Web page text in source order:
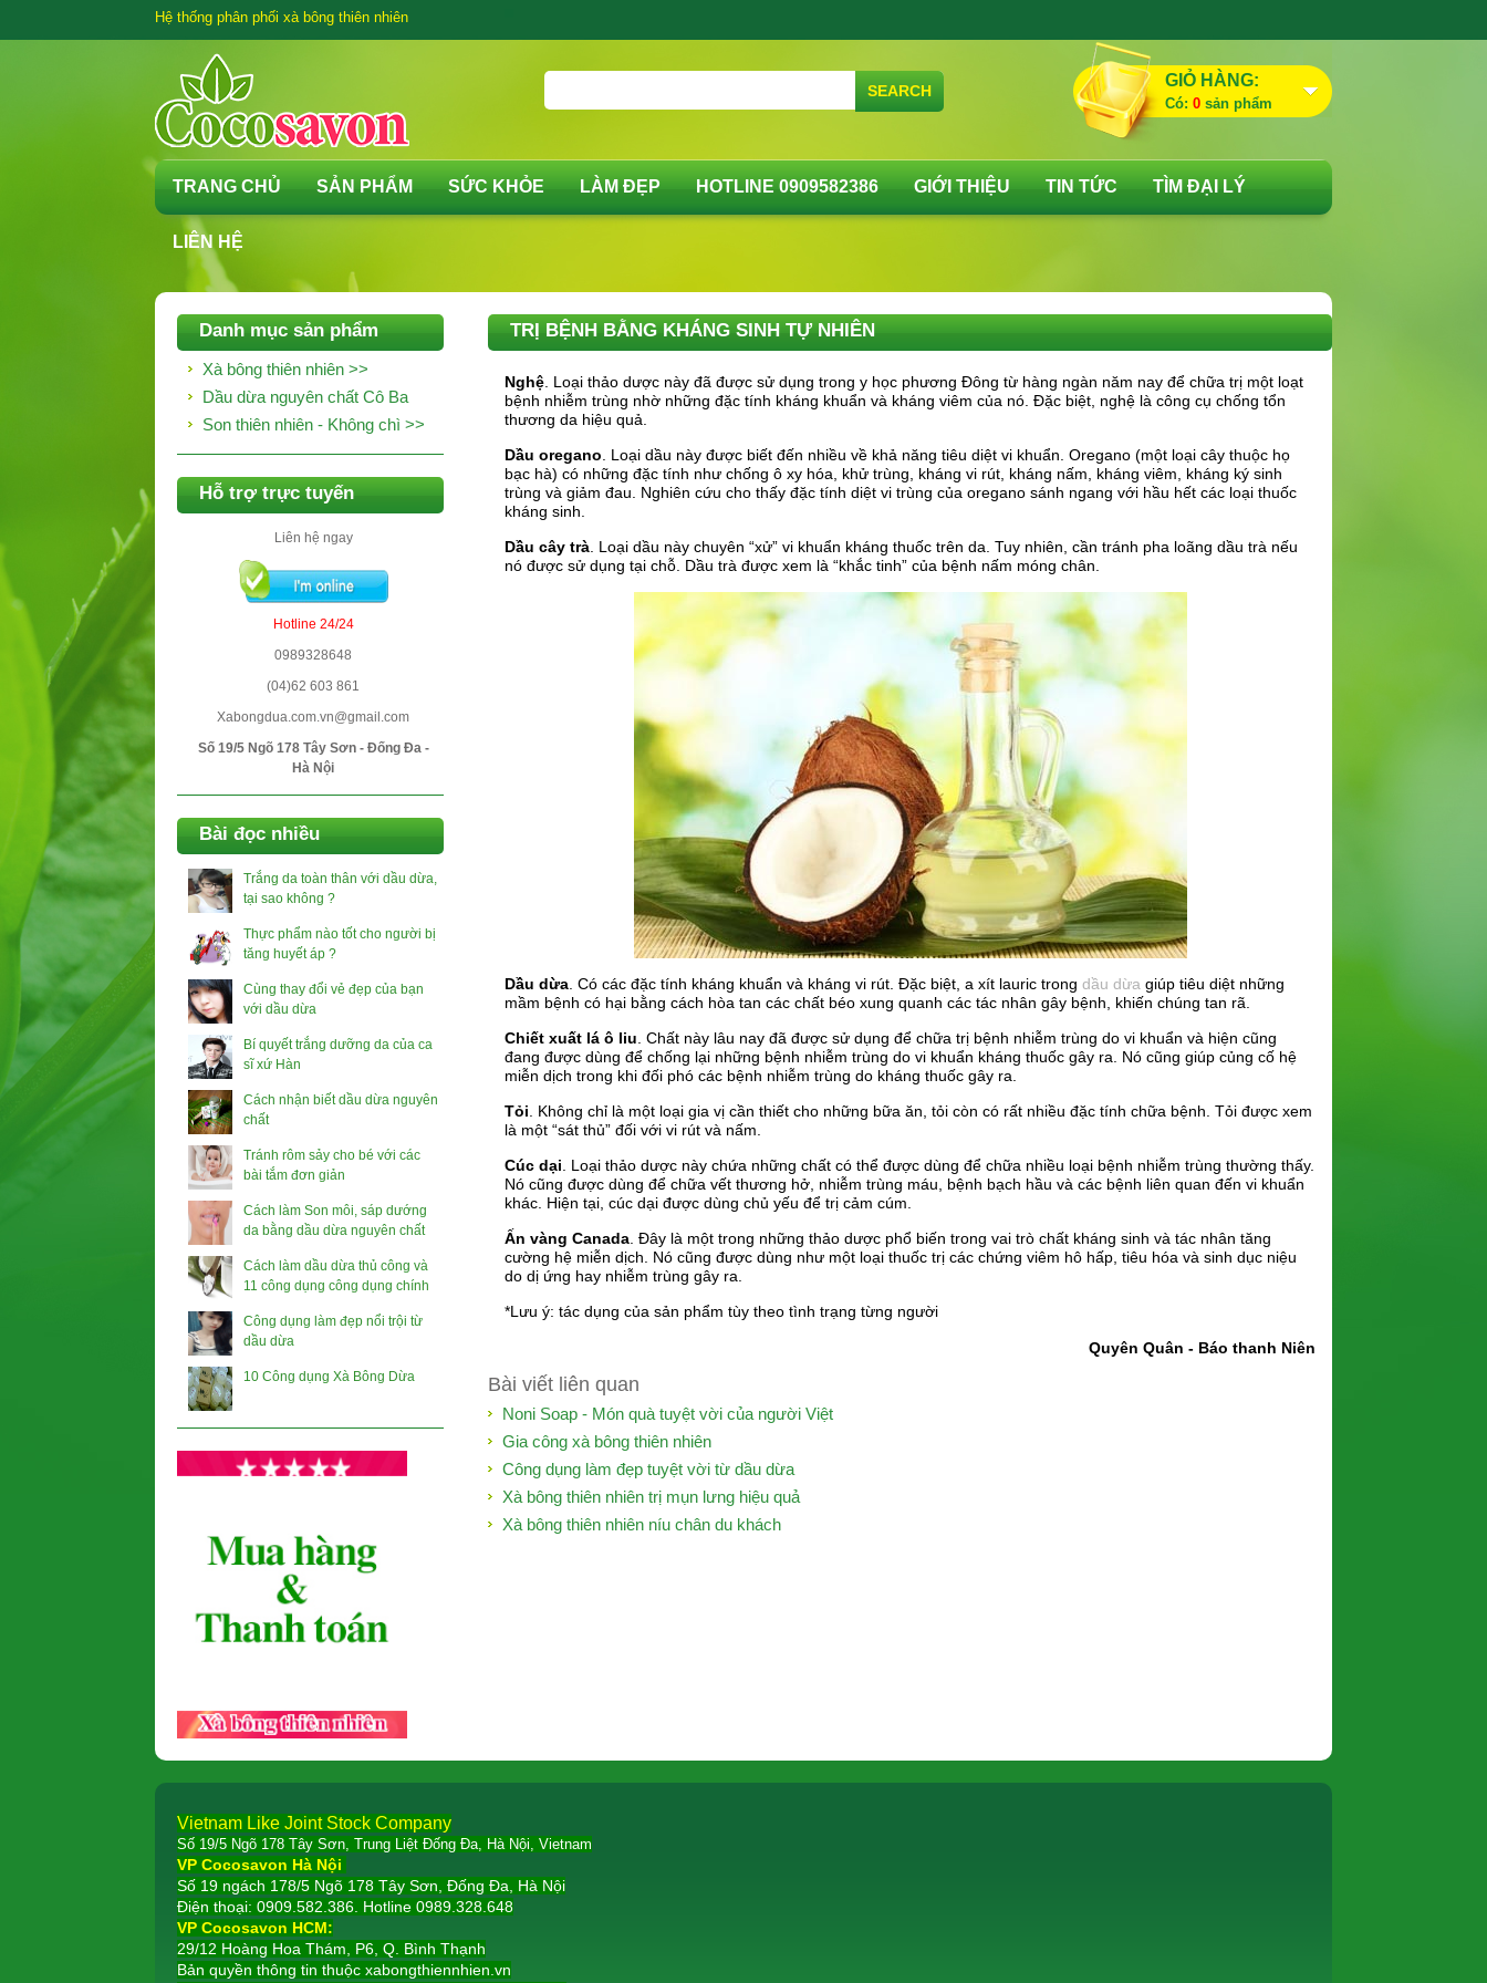
Hệ thống phân phối xà bông thiên nhiên
GIỎ HÀNG:
Có: 0 sản phẩm
SEARCH
TRANG CHỦ SẢN PHẨM SỨC KHỎE LÀM ĐẸP HOTLINE 0909582386 GIỚI THIỆU TIN TỨC TÌM ĐẠI LÝ
LIÊN HỆ
TRỊ BỆNH BẰNG KHÁNG SINH TỰ NHIÊN
Nghệ . Loại thảo dược này đã được sử dụng trong y học phương Đông từ hàng ngàn năm nay để chữa trị một loạt
bệnh nhiễm trùng nhờ những đặc tính kháng khuẩn và kháng viêm của nó. Đặc biệt, nghệ là công cụ chống tổn
thương da hiệu quả.
Dầu oregano . Loại dầu này được biết đến nhiều về khả năng tiêu diệt vi khuẩn. Oregano (một loại cây thuộc họ
bạc hà) có những đặc tính như chống ô xy hóa, khử trùng, kháng vi rút, kháng nấm, kháng viêm, kháng ký sinh
trùng và giảm đau. Nghiên cứu cho thấy đặc tính diệt vi trùng của oregano sánh ngang với hầu hết các loại thuốc
kháng sinh.
Dầu cây trà . Loại dầu này chuyên “xử” vi khuẩn kháng thuốc trên da. Tuy nhiên, cần tránh pha loãng dầu trà nếu
nó được sử dụng tại chỗ. Dầu trà được xem là “khắc tinh” của bệnh nấm móng chân.
Dầu dừa . Có các đặc tính kháng khuẩn và kháng vi rút. Đặc biệt, a xít lauric trong dầu dừa giúp tiêu diệt những
mầm bệnh có hại bằng cách hòa tan các chất béo xung quanh các tác nhân gây bệnh, khiến chúng tan rã.
Chiết xuất lá ô liu . Chất này lâu nay đã được sử dụng để chữa trị bệnh nhiễm trùng do vi khuẩn và hiện cũng
đang được dùng để chống lại những bệnh nhiễm trùng do vi khuẩn kháng thuốc gây ra. Nó cũng giúp củng cố hệ
miễn dịch trong khi đối phó các bệnh nhiễm trùng do kháng thuốc gây ra.
Tỏi . Không chỉ là một loại gia vị cần thiết cho những bữa ăn, tỏi còn có rất nhiều đặc tính chữa bệnh. Tỏi được xem
là một “sát thủ” đối với vi rút và nấm.
Cúc dại . Loại thảo dược này chứa những chất có thể được dùng để chữa nhiều loại bệnh nhiễm trùng thường thấy.
Nó cũng được dùng để chữa vết thương hở, nhiễm trùng máu, bệnh bạch hầu và các bệnh liên quan đến vi khuẩn
khác. Hiện tại, cúc dại được dùng chủ yếu để trị cảm cúm.
Ấn vàng Canada . Đây là một trong những thảo dược phổ biến trong vai trò chất kháng sinh và tác nhân tăng
cường hệ miễn dịch. Nó cũng được dùng như một loại thuốc trị các chứng viêm hô hấp, tiêu hóa và sinh dục niệu
do dị ứng hay nhiễm trùng gây ra.
*Lưu ý: tác dụng của sản phẩm tùy theo tình trạng từng người
Quyên Quân - Báo thanh Niên
Bài viết liên quan
Noni Soap - Món quà tuyệt vời của người Việt
Gia công xà bông thiên nhiên
Công dụng làm đẹp tuyệt vời từ dầu dừa
Xà bông thiên nhiên trị mụn lưng hiệu quả
Xà bông thiên nhiên níu chân du khách
Danh mục sản phẩm
Xà bông thiên nhiên >>
Dầu dừa nguyên chất Cô Ba
Son thiên nhiên - Không chì >>
Hỗ trợ trực tuyến
Liên hệ ngay
Hotline 24/24
0989328648
(04)62 603 861
Xabongdua.com.vn@gmail.com
Số 19/5 Ngõ 178 Tây Sơn - Đống Đa -
Hà Nội
Bài đọc nhiều
Trắng da toàn thân với dầu dừa,
tại sao không ?
Thực phẩm nào tốt cho người bị
tăng huyết áp ?
Cùng thay đổi vẻ đẹp của bạn
với dầu dừa
Bí quyết trắng dưỡng da của ca
sĩ xứ Hàn
Cách nhận biết dầu dừa nguyên
chất
Tránh rôm sảy cho bé với các
bài tắm đơn giản
Cách làm Son môi, sáp dướng
da bằng dầu dừa nguyên chất
Cách làm dầu dừa thủ công và
11 công dụng công dụng chính
Công dụng làm đẹp nổi trội từ
dầu dừa
10 Công dụng Xà Bông Dừa
Vietnam Like Joint Stock Company
Số 19/5 Ngõ 178 Tây Sơn, Trung Liệt Đống Đa, Hà Nội, Vietnam
VP Cocosavon Hà Nội
Số 19 ngách 178/5 Ngõ 178 Tây Sơn, Đống Đa, Hà Nội
Điện thoại: 0909.582.386. Hotline 0989.328.648
VP Cocosavon HCM:
29/12 Hoàng Hoa Thám, P6, Q. Bình Thạnh
Bản quyền thông tin thuộc xabongthiennhien.vn